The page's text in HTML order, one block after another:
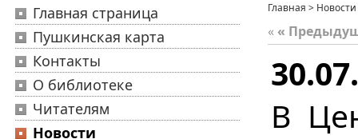
Главная страница
Пушкинская карта
Контакты
О библиотеке
Читателям
Новости
Главная > Новости
« «
В